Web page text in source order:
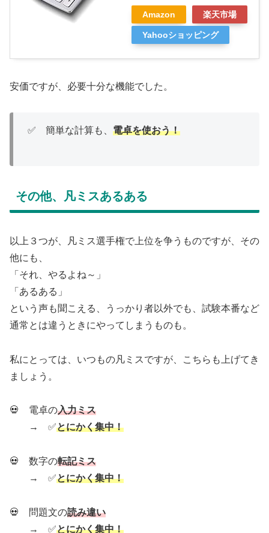
Amazon 楽天市場
Yahooショッピング
安価ですが、必要十分な機能でした。
✅ 簡単な計算も、 電卓を使おう！
その他、凡ミスあるある
以上３つが、凡ミス選手権で上位を争うものですが、その
他にも、
「それ、やるよね～」
「あるある」
という声も聞こえる、うっかり者以外でも、試験本番など
通常とは違うときにやってしまうものも。
私にとっては、いつもの凡ミスですが、こちらも上げてき
ましょう。
💀 電卓の入力ミス
→ ✅とにかく集中！
💀 数字の転記ミス
→ ✅とにかく集中！
💀 問題文の読み違い
→ ✅とにかく集中！